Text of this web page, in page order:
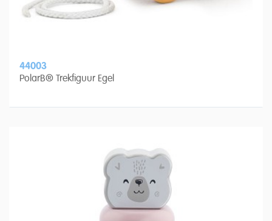
44003
PolarB® Trekfiguur Egel